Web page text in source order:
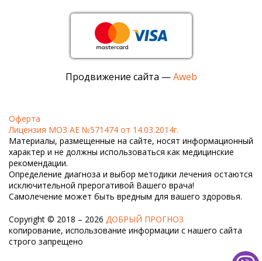
Оферта
Лицензия МОЗ АЕ №571474 от 14.03.2014г.
Материалы, размещенные на сайте, носят информационный
характер и не должны использоваться как медицинские
рекомендации.
Определение диагноза и выбор методики лечения остаются
исключительной прерогативой Вашего врача!
Самолечение может быть вредным для вашего здоровья.
Copyright © 2018 – 2026 ДОБРЫЙ ПРОГНОЗ
копирование, использование информации с нашего сайта
строго запрещено
Продвижение сайта —Aweb